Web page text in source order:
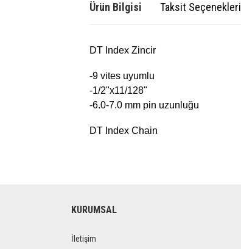
Ürün Bilgisi Taksit Seçenekleri
DT Index Zincir
-9 vites uyumlu
-1/2"x11/128"
-6.0-7.0 mm pin uzunluğu
DT Index Chain
KURUMSAL
İletişim